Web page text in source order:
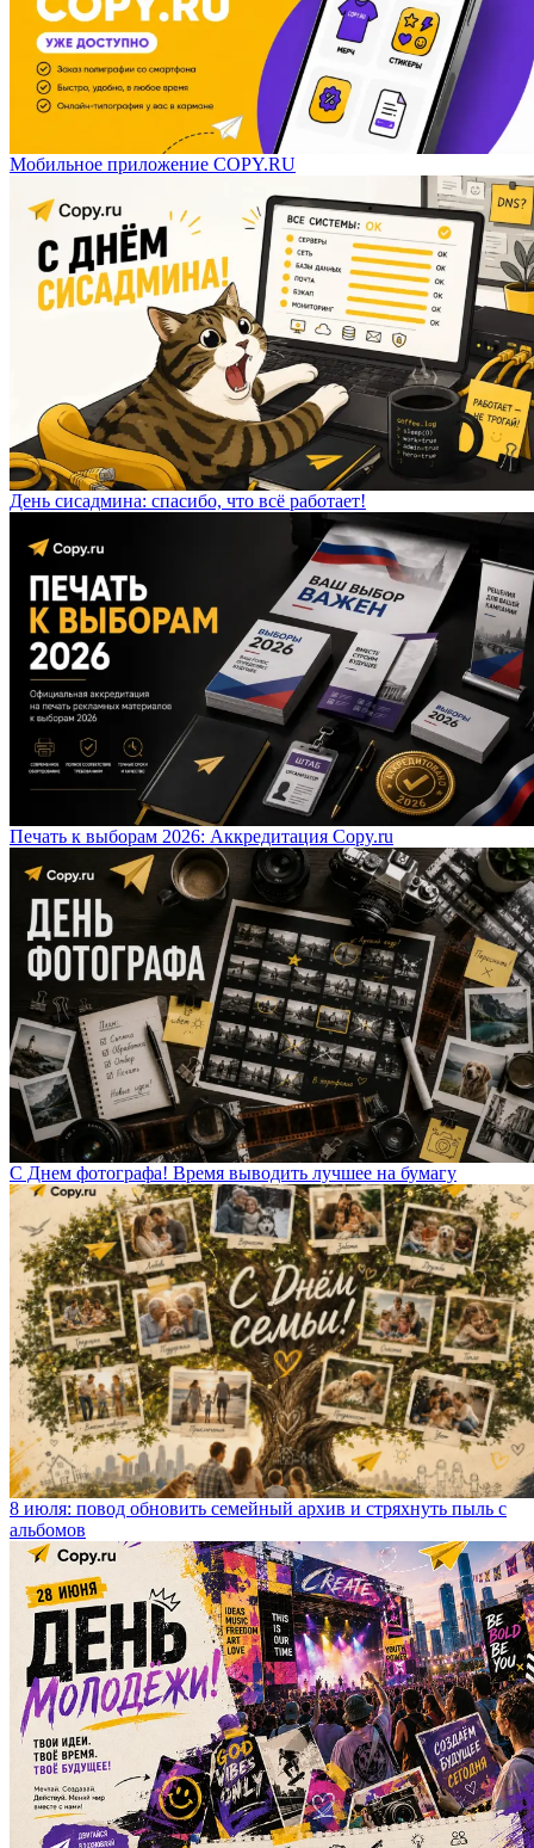
Мобильное приложение COPY.RU
День сисадмина: спасибо, что всё работает!
Печать к выборам 2026: Аккредитация Copy.ru
С Днем фотографа! Время выводить лучшее на бумагу
8 июля: повод обновить семейный архив и стряхнуть пыль с
альбомов